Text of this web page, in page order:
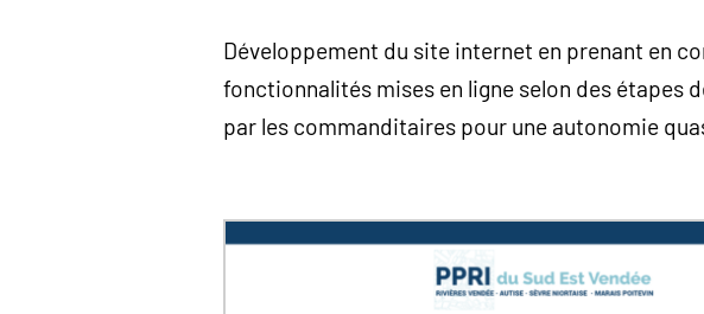
Développement du site internet en prenant en
fonctionnalités mises en ligne selon des étapes
par les commanditaires pour une autonomie